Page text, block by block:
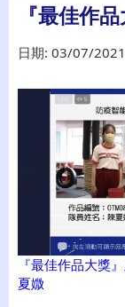
『最佳作
日期: 03/07/2021
『最佳作品大獎
夏媺